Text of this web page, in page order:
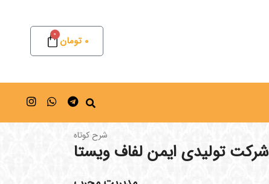
0 تومان 0
شرح کوتاه
شرکت تولیدی ایمن لفاف ویستا